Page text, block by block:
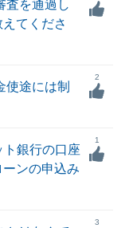
査を通過し
てくださ
使途には制
2
ト銀行の口座
ンの申込み
1
3